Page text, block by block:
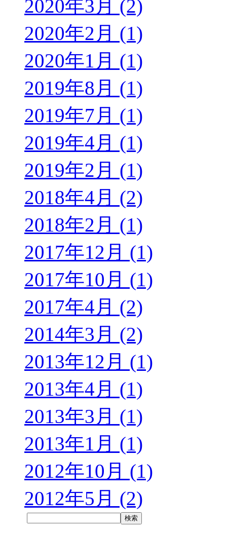
2020年3月 (2)
2020年2月 (1)
2020年1月 (1)
2019年8月 (1)
2019年7月 (1)
2019年4月 (1)
2019年2月 (1)
2018年4月 (2)
2018年2月 (1)
2017年12月 (1)
2017年10月 (1)
2017年4月 (2)
2014年3月 (2)
2013年12月 (1)
2013年4月 (1)
2013年3月 (1)
2013年1月 (1)
2012年10月 (1)
2012年5月 (2)